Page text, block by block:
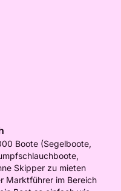
Boote (Segelboote,
Skipper zu mieten
Marktführer im Bereich